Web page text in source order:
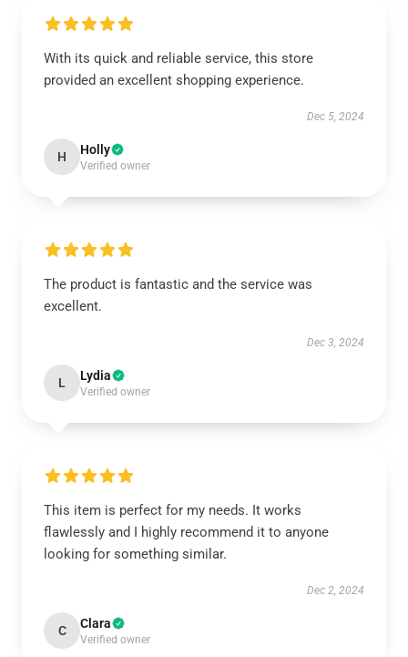
With its quick and reliable service, this store
provided an excellent shopping experience.
Dec 5, 2024
H Holly
Verified owner
The product is fantastic and the service was
excellent.
Dec 3, 2024
L Lydia
Verified owner
This item is perfect for my needs. It works
flawlessly and I highly recommend it to anyone
looking for something similar.
Dec 2, 2024
C Clara
Verified owner